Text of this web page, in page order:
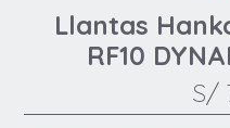
Llantas
RF10
S/